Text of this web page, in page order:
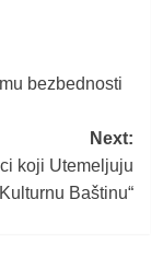
bezbednosti
Next:
koji Utemeljuju
Kulturnu Baštinu“